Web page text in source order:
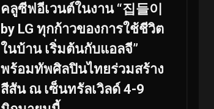
คลูซีฟอีเวนต์ในงาน “집들이
by LG ทุกก้าวของการใช้ชีวิต
ในบ้าน เริ่มต้นกับแอลจี”
พร้อมทัพศิลปินไทยร่วมสร้าง
สีสัน ณ เซ็นทรัลเวิลด์ 4-9